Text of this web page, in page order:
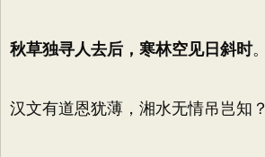
秋草独寻人去后，寒林空见日斜时。
汉文有道恩犹薄，湘水无情吊岂知？